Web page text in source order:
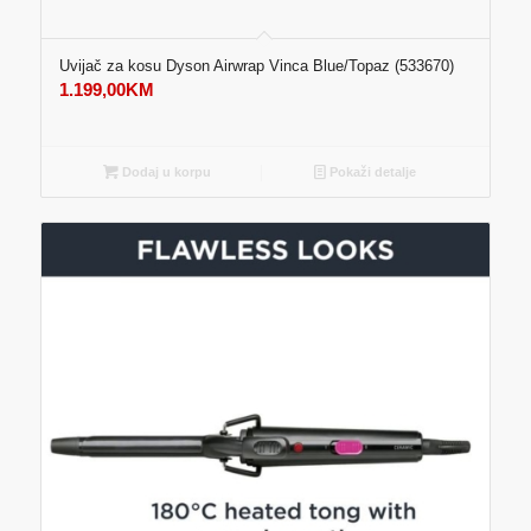
Uvijač za kosu Dyson Airwrap Vinca Blue/Topaz (533670)
1.199,00KM
Dodaj u korpu Pokaži detalje